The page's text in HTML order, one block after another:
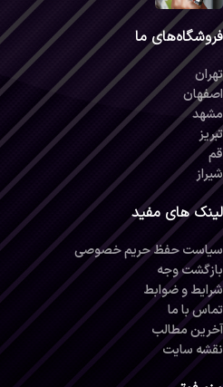
فروشگاه‌های ما
تهران
اصفهان
مشهد
تبریز
قم
شیراز
لینک های مفید
سیاست حفظ حریم خصوصی
بازگشت وجه
شرایط و ضوابط
تماس با ما
آخرین مطالب
نقشه سایت